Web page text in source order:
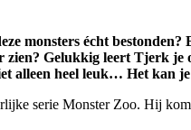
monsters écht
zien? Gelukkig leert Tjerk je
alleen heel leuk… Het kan
serie Monster Zoo. Hij